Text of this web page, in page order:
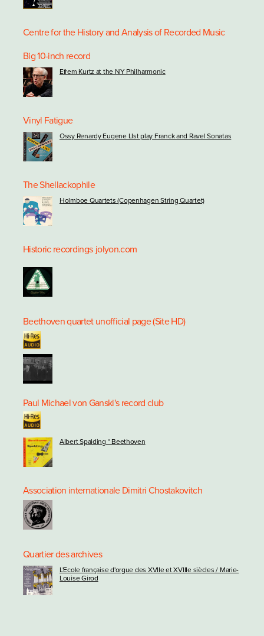
Centre for the History and Analysis of Recorded Music
Big 10-inch record
Efrem Kurtz at the NY Philharmonic
Vinyl Fatigue
Ossy Renardy Eugene LIst play Franck and Ravel Sonatas
The Shellackophile
Holmboe Quartets (Copenhagen String Quartet)
Historic recordings jolyon.com
Beethoven quartet unofficial page (Site HD)
Paul Michael von Ganski's record club
Albert Spalding * Beethoven
Association internationale Dimitri Chostakovitch
Quartier des archives
L'Ecole française d'orgue des XVIIe et XVIIIe siècles / Marie-
Louise Girod